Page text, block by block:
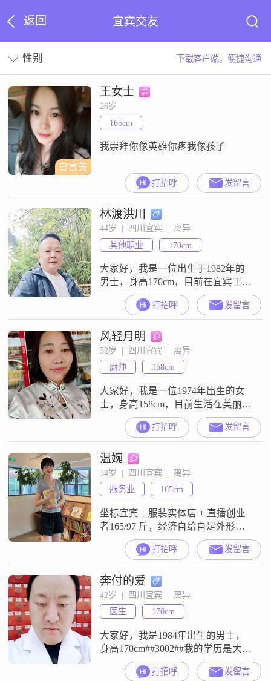
返回 宜宾交友
性别 下载客户端，便捷沟通
白富美
王女士
26岁
165cm
我崇拜你像英雄你疼我像孩子
打招呼 发留言
林渡洪川
44岁  |  四川宜宾  |  离异
其他职业
170cm
大家好，我是一位出生于1982年的
男士，身高170cm，目前在宜宾工
作。我的月收入在8001到12000元之
间，虽然学历是高中及以下，但我
一直通过努力工作来提升自己的能
力和生活品质。我是一个责任感很
强的人，家庭对我来说非常重要。
我喜欢在城市中漫步，感受城市的
节奏和生活的美好。同时，我也热
爱登山徒步，享受大自然的宁静和
挑
打招呼 发留言
风轻月明
52岁  |  四川宜宾  |  离异
厨师
158cm
大家好，我是一位1974年出生的女
士，身高158cm，目前生活在美丽的
宜宾。我的月收入在3000元以下，
虽然不算高，但我很满足，因为我
有自己的生活方式和价值观。我学
历不高，只有高中及以下，但我相
信，生活中的智慧和经验远比书本
上的知识来得更实用。我性格独立
自信，乐观积极，热爱生活，总是
享受当下的每一刻。对我来说，家
庭是第
打招呼 发留言
温婉
34岁  |  四川宜宾  |  离异
服务业
165cm
坐标宜宾｜服装实体店 + 直播创业
者165/97 斤，经济自给自足外形自
律，常年运动，气质简约耐看性格
直爽真诚，擅长换位思考，顾家爱
收拾，闲暇会做饭，待人没心机
##3002##离异2年，走过一段糟糕婚
姻，底线清晰：绝不接受赌博
##3001##不负责任##3001##心思不
定的人期待另一半：成熟稳重有担
当，有上进心，经商
打招呼 发留言
奔付的爱
42岁  |  四川宜宾  |  离异
医生
170cm
大家好，我是1984年出生的男士，
身高170cm##3002##我的学历是大学
本科，现在在宜宾工作，月收入在
3001到5000元之间##3002##我的性
打招呼 发留言